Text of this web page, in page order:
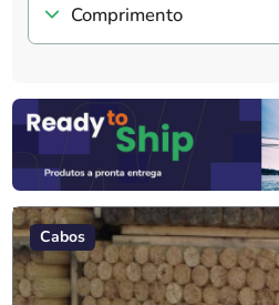
Comprimento
Cabos